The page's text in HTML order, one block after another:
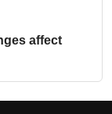
affect